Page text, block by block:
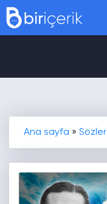
Ana sayfa » Sözler